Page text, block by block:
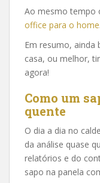
Ao mesmo tempo
office para o home
Em resumo, ainda
casa, ou melhor,
agora!
Como um
quente
O dia a dia no
da análise quase
relatórios e do
sapo na panela